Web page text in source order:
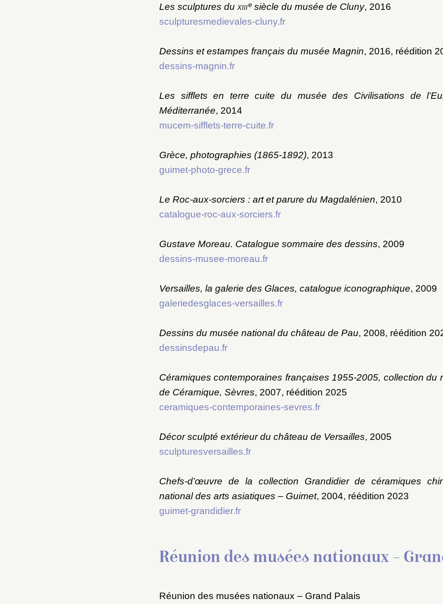
Les sculptures du xiiiesiècle du musée de Cluny, 2016
sculpturesmedievales-cluny.fr
Dessins et estampes français du musée Magnin, 2016, réédition
dessins-magnin.fr
Les sifflets en terre cuite du musée des Civilisations de
Méditerranée, 2014
mucem-sifflets-terre-cuite.fr
Grèce, photographies (1865-1892), 2013
guimet-photo-grece.fr
Le Roc-aux-sorciers : art et parure du Magdalénien, 2010
catalogue-roc-aux-sorciers.fr
Gustave Moreau. Catalogue sommaire des dessins, 2009
dessins-musee-moreau.fr
Versailles, la galerie des Glaces, catalogue iconographique, 2009
galeriedesglaces-versailles.fr
Dessins du musée national du château de Pau, 2008, réédition
dessinsdepau.fr
Céramiques contemporaines françaises 1955-2005, collection du
de Céramique, Sèvres, 2007, réédition 2025
ceramiques-contemporaines-sevres.fr
Décor sculpté extérieur du château de Versailles, 2005
sculpturesversailles.fr
Chefs-d’œuvre de la collection Grandidier de céramiques
national des arts asiatiques – Guimet, 2004, réédition 2023
guimet-grandidier.fr
Réunion des musées nationaux –
Réunion des musées nationaux – Grand Palais